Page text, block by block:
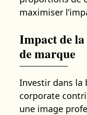
maximiser
Impact de
de marque
Investir dans la
corporate
une image